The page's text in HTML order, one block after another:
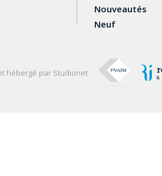
Nouveautés
Neuf
hébergé par Studionet